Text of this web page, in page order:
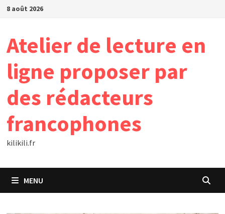
Passer
8 août 2026
Atelier de lecture en
ligne proposer par
des rédacteurs
francophones
kilikili.fr
MENU